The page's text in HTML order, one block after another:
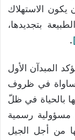
الاستهلاك
بتجديدها،
.
26 مبدأً، يؤكد المبدآن الأول
في ظروف
بالحياة في ظلّ
مسؤولية رسمية
من أجل الجيل